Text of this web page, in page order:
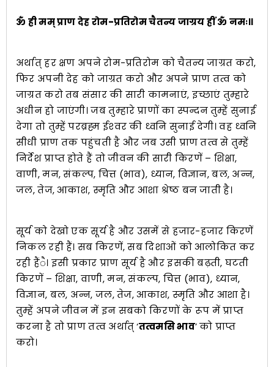
ॐ ह्री मम् प्राण देह रोम-प्रतिरोम चैतन्य जाग्रय ह्रीं ॐ नमः॥
अर्थात् हर क्षण अपने रोम-प्रतिरोम को चैतन्य जाग्रत करो,
फिर अपनी देह को जाग्रत करो और अपने प्राण तत्व को
जाग्रत करो तब संसार की सारी कामनाएं, इच्छाएं तुम्हारे
अधीन हो जाएंगी। जब तुम्हारे प्राणों का स्पन्दन तुम्हें सुनाई
देगा तो तुम्हें परब्रह्म ईश्‍वर की ध्वनि सुनाई देगी। वह ध्वनि
सीधी प्राण तक पहुंचती है और जब उसी प्राण तत्व से तुम्हें
निर्देश प्राप्त होते हैं तो जीवन की सारी किरणें – शिक्षा,
वाणी, मन, संकल्प, चित्त (भाव), ध्यान, विज्ञान, बल, अन्न,
जल, तेज, आकाश, स्मृति और आशा श्रेष्ठ बन जाती है।
सूर्य को देखो एक सूर्य है और उसमें से हजार-हजार किरणें
निकल रही हैं। सब किरणें, सब दिशाओं को आलोकित कर
रही हैंै। इसी प्रकार प्राण सूर्य है और इसकी बढ़ती, घटती
किरणें – शिक्षा, वाणी, मन, संकल्प, चित्त (भाव), ध्यान,
विज्ञान, बल, अन्न, जल, तेज, आकाश, स्मृति और आशा है।
तुम्हें अपने जीवन में इन सबको किरणों के रूप में प्राप्त
करना है तो प्राण तत्व अर्थात् ‘तत्वमसि भाव’ को प्राप्त
करो।